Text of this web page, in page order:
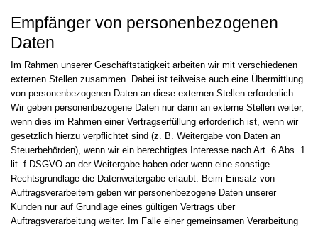
Empfänger von personenbezogenen
Daten
Im Rahmen unserer Geschäftstätigkeit arbeiten wir mit verschiedenen
externen Stellen zusammen. Dabei ist teilweise auch eine Übermittlung
von personenbezogenen Daten an diese externen Stellen erforderlich.
Wir geben personenbezogene Daten nur dann an externe Stellen weiter,
wenn dies im Rahmen einer Vertragserfüllung erforderlich ist, wenn wir
gesetzlich hierzu verpflichtet sind (z. B. Weitergabe von Daten an
Steuerbehörden), wenn wir ein berechtigtes Interesse nach Art. 6 Abs. 1
lit. f DSGVO an der Weitergabe haben oder wenn eine sonstige
Rechtsgrundlage die Datenweitergabe erlaubt. Beim Einsatz von
Auftragsverarbeitern geben wir personenbezogene Daten unserer
Kunden nur auf Grundlage eines gültigen Vertrags über
Auftragsverarbeitung weiter. Im Falle einer gemeinsamen Verarbeitung